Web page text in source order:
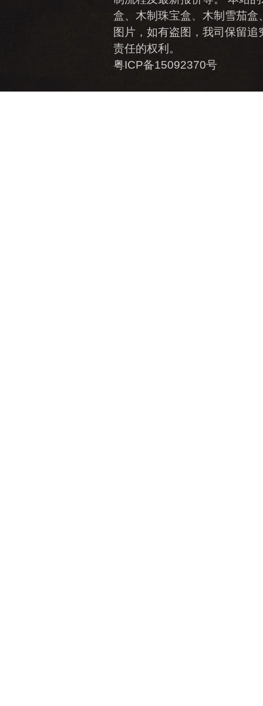
盒、木制珠宝盒、木制雪茄
图片，如有盗图，我司保留追
责任的权利。
粤ICP备15092370号